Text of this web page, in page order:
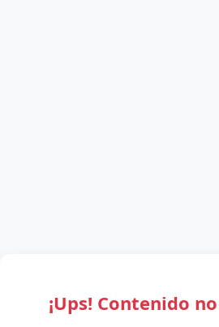
¡Ups! Contenido